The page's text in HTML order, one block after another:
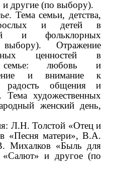
другие (по выбору)‌.
. Тема семьи, детства,
и детей в
и фольклорных
Отражение
ценностей в
семье: любовь и
и внимание к
радость общения и
Тема художественных
женский день,
Л.Н. Толстой «Отец и
«Песня матери», В.А.
Михалков «Быль для
‌и другое (по